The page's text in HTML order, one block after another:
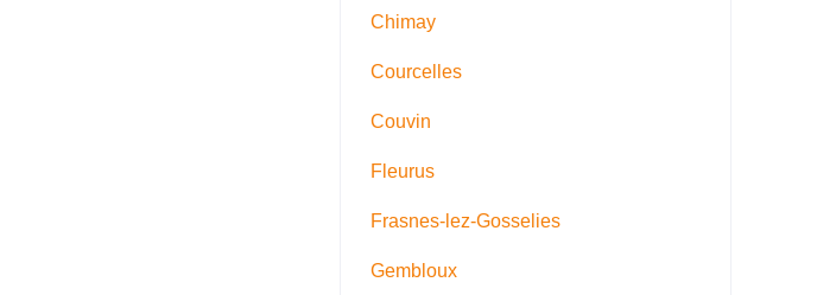
Chimay
Courcelles
Couvin
Fleurus
Frasnes-lez-Gosselies
Gembloux